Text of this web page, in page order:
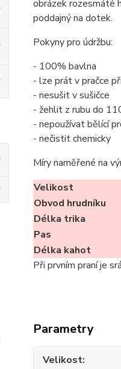
obrázek rozesmáté
poddajný na dotek.
Pokyny pro údržbu:
- 100% bavlna
- lze prát v pračce
- nesušit v sušičce
- žehlit z rubu do
- nepoužívat bělící
- nečistit chemicky
Míry naměřené na
Velikost
Obvod hrudníku
Délka trika
Pas
Délka kahot
Při prvním praní je
Parametry
Velikost